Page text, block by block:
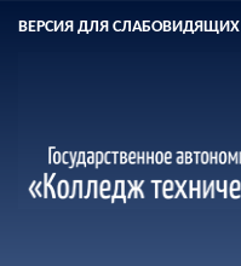
ВЕРСИЯ ДЛЯ СЛАБОВИДЯЩИХ